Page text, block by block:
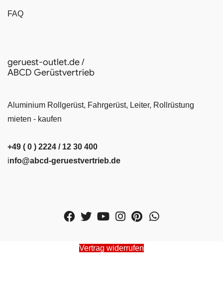
FAQ
geruest-outlet.de /
ABCD Gerüstvertrieb
Aluminium Rollgerüst, Fahrgerüst, Leiter, Rollrüstung
mieten - kaufen
+49 ( 0 ) 2224 / 12 30 400
info@abcd-geruestvertrieb.de
Vertrag widerrufen